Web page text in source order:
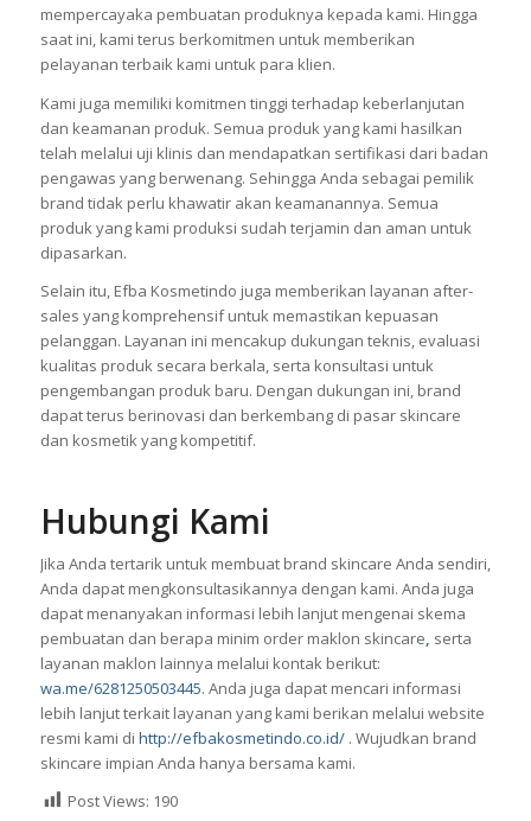
Perusahaan kami telah melayani maklon skincare selama
bertahun-tahun. Banyak brand yang telah sukses dengan
saat ini, kami terus berkomitmen untuk memberikan
pelayanan terbaik kami untuk para klien.
Kami juga memiliki komitmen tinggi terhadap keberlanjutan
dan keamanan produk. Semua produk yang kami hasilkan
telah melalui uji klinis dan mendapatkan sertifikasi dari badan
pengawas yang berwenang. Sehingga Anda sebagai pemilik
produk yang kami produksi sudah terjamin dan aman untuk
dipasarkan.
Selain itu, Efba Kosmetindo juga memberikan layanan after-
sales yang komprehensif untuk memastikan kepuasan
pelanggan. Layanan ini mencakup dukungan teknis, evaluasi
kualitas produk secara berkala, serta konsultasi untuk
dan kosmetik yang kompetitif.
Hubungi Kami
Jika Anda tertarik untuk membuat brand skincare Anda sendiri,
Anda dapat mengkonsultasikannya dengan kami. Anda juga
dapat menanyakan informasi lebih lanjut mengenai skema
pembuatan dan berapa minim order maklon skincare ,serta
layanan maklon lainnya melalui kontak berikut:
wa.me/6281250503445. Anda juga dapat mencari informasi
resmi kami dihttp://efbakosmetindo.co.id/